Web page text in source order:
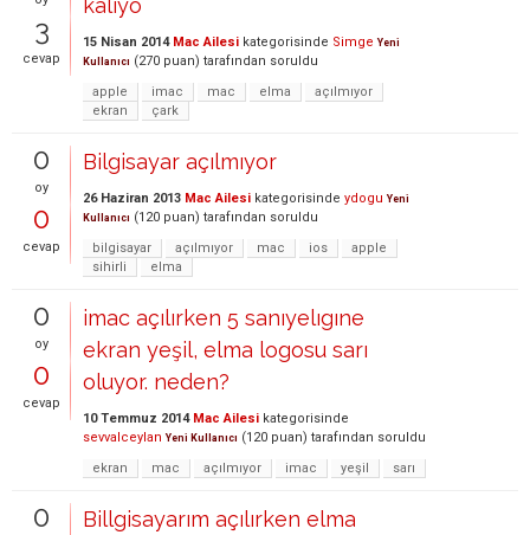
3
cevap
kalıyo
15 Nisan 2014 Mac Ailesi kategorisinde Simge Yeni
Kullanıcı (270 puan) tarafından soruldu
apple
imac mac elma
açılmıyor
ekran
çark
0
oy
0
cevap
Bilgisayar açılmıyor
26 Haziran 2013 Mac Ailesi kategorisinde ydogu Yeni
Kullanıcı (120 puan) tarafından soruldu
bilgisayar
açılmıyor mac ios
apple
sihirli
elma
0
oy
0
cevap
imac açılırken 5 sanıyelıgıne
ekran yeşil, elma logosu sarı
oluyor. neden?
10 Temmuz 2014 Mac Ailesi kategorisinde
sevvalceylan Yeni Kullanıcı (120 puan) tarafından soruldu
ekran
mac açılmıyor imac yeşil sarı
0
Billgisayarım açılırken elma